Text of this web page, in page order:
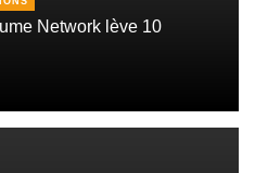
Network lève 10